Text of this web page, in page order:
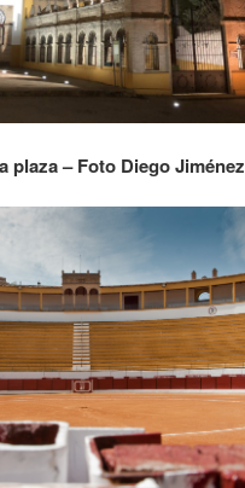
plaza – Foto Diego Jiménez